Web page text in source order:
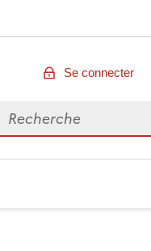
Se connecter
Rechercher des données